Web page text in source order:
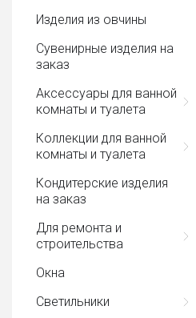
Изделия из овчины
Сувенирные изделия на
заказ
Аксессуары для ванной
комнаты и туалета
Коллекции для ванной
комнаты и туалета
Кондитерские изделия
на заказ
Для ремонта и
строительства
Окна
Светильники